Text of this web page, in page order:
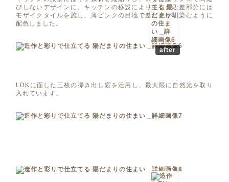
びしないデザインに。キッチンの移設により生じた段差部分には
モザイクタイルを施し、薄ピンクの目地で差し色が馴染むように
配色しました。
after
LDKに面した三枚の掃き出し窓を活用し、最大限に自然光を取り
入れています。